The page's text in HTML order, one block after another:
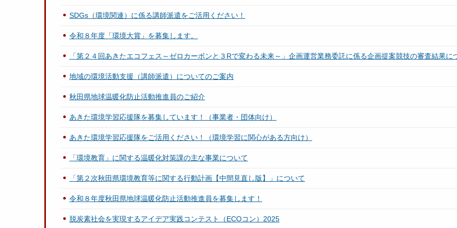
SDGs（環境関連）に係る講師派遣をご活用ください！
令和８年度「環境大賞」を募集します。
「第２４回あきたエコフェス～ゼロカーボンと３Rで変わる未来～」企画運営業務委託に係る企画提案競技の審査結果に
地域の環境活動支援（講師派遣）についてのご案内
秋田県地球温暖化防止活動推進員のご紹介
あきた環境学習応援隊を募集しています！（事業者・団体向け）
あきた環境学習応援隊をご活用ください！（環境学習に関心がある方向け）
「環境教育」に関する温暖化対策課の主な事業について
「第２次秋田県環境教育等に関する行動計画【中間見直し版】」について
令和８年度秋田県地球温暖化防止活動推進員を募集します！
脱炭素社会を実現するアイデア実践コンテスト（ECOコン）2025